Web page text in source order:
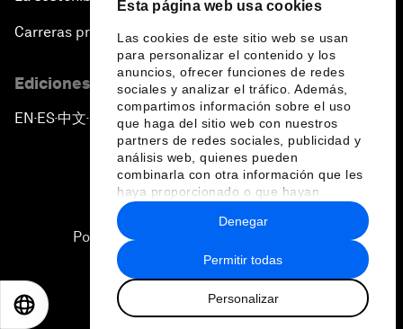
Esta página web usa cookies
Las cookies de este sitio web se usan
para personalizar el contenido y los
anuncios, ofrecer funciones de redes
sociales y analizar el tráfico. Además,
compartimos información sobre el uso
que haga del sitio web con nuestros
partners de redes sociales, publicidad y
análisis web, quienes pueden
combinarla con otra información que les
haya proporcionado o que hayan
recopilado a partir del uso que haya
hecho de sus servicios.
Permitir todas
Personalizar
Denegar
Carreras profesionales
Ediciones en otros idiomas
EN ▪ES▪中文▪ 日本語
Política de privacidad y normas de uso
Sitemap
2026 Foro Económico Mundial